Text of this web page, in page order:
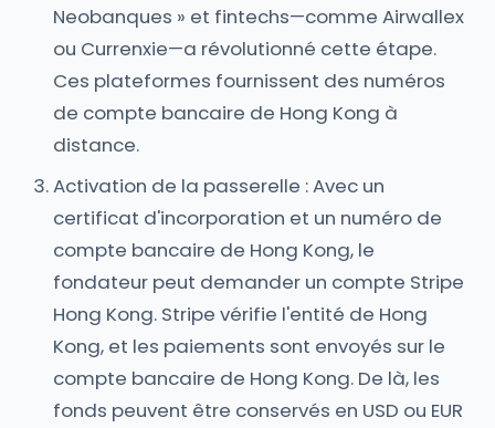
Neobanques » et fintechs—comme Airwallex
ou Currenxie—a révolutionné cette étape.
Ces plateformes fournissent des numéros
de compte bancaire de Hong Kong à
distance.
Activation de la passerelle : Avec un
certificat d'incorporation et un numéro de
compte bancaire de Hong Kong, le
fondateur peut demander un compte Stripe
Hong Kong. Stripe vérifie l'entité de Hong
Kong, et les paiements sont envoyés sur le
compte bancaire de Hong Kong. De là, les
fonds peuvent être conservés en USD ou EUR